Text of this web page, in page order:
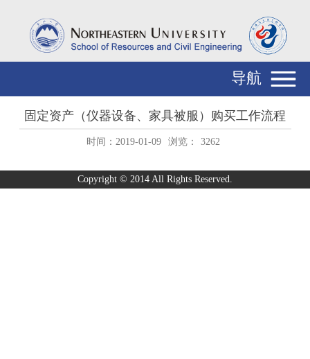
导航
固定资产（仪器设备、家具被服）购买工作流程
时间：2019-01-09 浏览： 3262
Copyright © 2014 All Rights Reserved.